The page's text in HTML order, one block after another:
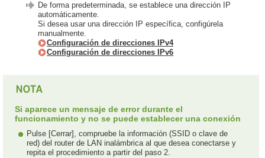
De forma predeterminada, se establece una dirección IP
automáticamente.
Si desea usar una dirección IP específica, configúrela
manualmente.
Configuración de direcciones IPv4
Configuración de direcciones IPv6
Si aparece un mensaje de error durante el
funcionamiento y no se puede establecer una conexión
Pulse [Cerrar], compruebe la información (SSID o clave de
red) del router de LAN inalámbrica al que desea conectarse y
repita el procedimiento a partir del paso 2.